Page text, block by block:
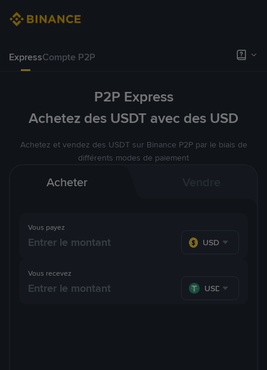
ExpressCompte P2P
P2P Express
Achetez des USDT avec des USD
Achetez et vendez des USDT sur Binance P2P par le biais de
différents modes de paiement
Acheter
Vous payez
USD
Vous recevez
USDT